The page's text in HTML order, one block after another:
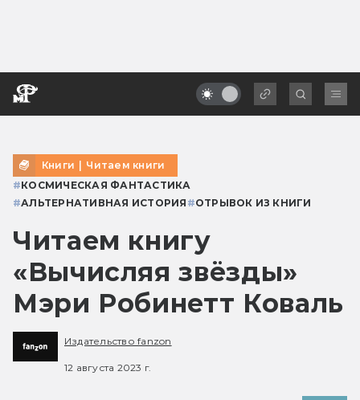
Книги | Читаем книги
#КОСМИЧЕСКАЯ ФАНТАСТИКА
#АЛЬТЕРНАТИВНАЯ ИСТОРИЯ #ОТРЫВОК ИЗ КНИГИ
Читаем книгу
«Вычисляя звёзды»
Мэри Робинетт Коваль
Издательство fanzon
12 августа 2023 г.